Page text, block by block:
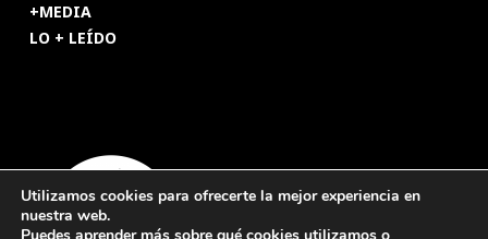
+MEDIA
LO + LEÍDO
Utilizamos cookies para ofrecerte la mejor experiencia en
nuestra web.